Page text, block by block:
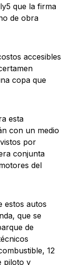
que la firma
de obra
accesibles
copa que
esta
con un medio
por
conjunta
del
estos autos
que se
de
12
piloto y